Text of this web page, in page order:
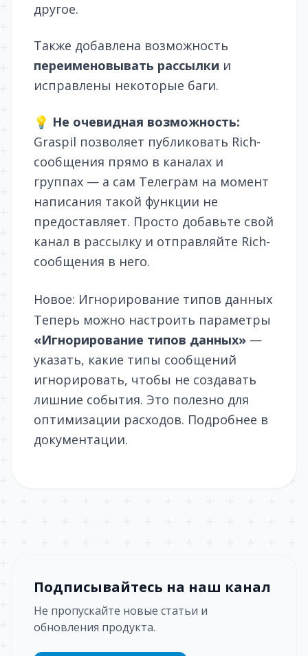
другое.
Также добавлена возможность
переименовывать рассылки и
исправлены некоторые баги.
💡 Не очевидная возможность:
Graspil позволяет публиковать Rich-
сообщения прямо в каналах и
группах — а сам Телеграм на момент
написания такой функции не
предоставляет. Просто добавьте свой
канал в рассылку и отправляйте Rich-
сообщения в него.
Новое: Игнорирование типов данных
Теперь можно настроить параметры
«Игнорирование типов данных» —
указать, какие типы сообщений
игнорировать, чтобы не создавать
лишние события. Это полезно для
оптимизации расходов. Подробнее в
документации.
Подписывайтесь на наш канал
Не пропускайте новые статьи и
обновления продукта.